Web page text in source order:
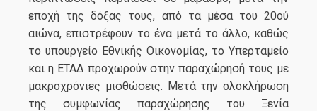
εποχή της δόξας τους, από τα μέσα του 20ού
αιώνα, επιστρέφουν το ένα μετά το άλλο, καθώς
το υπουργείο Εθνικής Οικονομίας, το Υπερταμείο
και η ΕΤΑΔ προχωρούν στην παραχώρησή τους με
μακροχρόνιες μισθώσεις. Μετά την ολοκλήρωση
της συμφωνίας παραχώρησης του Ξενία